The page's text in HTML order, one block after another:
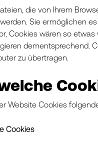
die von Ihrem
Sie ermöglichen
Cookies wären so
dementsprechend.
zu übertragen.
Website Cookies
Cookies